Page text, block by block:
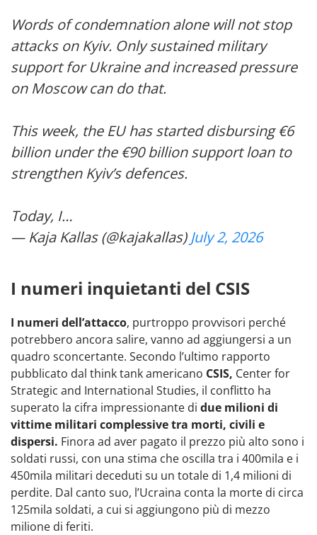
Words of condemnation alone will not stop
attacks on Kyiv. Only sustained military
support for Ukraine and increased pressure
on Moscow can do that.
This week, the EU has started disbursing €6
billion under the €90 billion support loan to
strengthen Kyiv’s defences.
Today, I…
— Kaja Kallas (@kajakallas) July 2, 2026
I numeri inquietanti del CSIS
I numeri dell’attacco, purtroppo provvisori perché
potrebbero ancora salire, vanno ad aggiungersi a un
quadro sconcertante. Secondo l’ultimo rapporto
pubblicato dal think tank americano CSIS, Center for
Strategic and International Studies, il conflitto ha
superato la cifra impressionante di due milioni di
vittime militari complessive tra morti, civili e
dispersi. Finora ad aver pagato il prezzo più alto sono i
soldati russi, con una stima che oscilla tra i 400mila e i
450mila militari deceduti su un totale di 1,4 milioni di
perdite. Dal canto suo, l’Ucraina conta la morte di circa
125mila soldati, a cui si aggiungono più di mezzo
milione di feriti.